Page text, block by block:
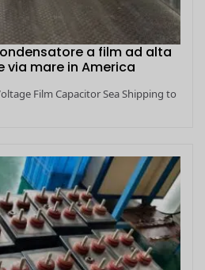
a film ad alta
via mare in America
Film Capacitor Sea Shipping to